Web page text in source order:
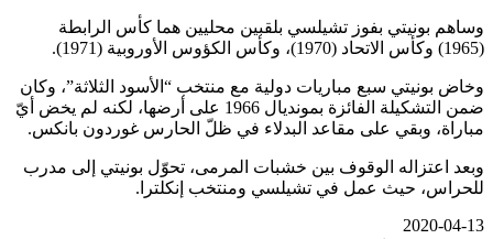
وساهم بونيتي بفوز تشيلسي بلقبين محليين هما كأس الرابطة
(1965) وكأس الاتحاد (1970)، وكأس الكؤوس الأوروبية (1971).
وخاض بونيتي سبع مباريات دولية مع منتخب “الأسود الثلاثة”، وكان
ضمن التشكيلة الفائزة بمونديال 1966 على أرضها، لكنه لم يخض أيّ
مباراة، وبقي على مقاعد البدلاء في ظلّ الحارس غوردون بانكس.
وبعد اعتزاله الوقوف بين خشبات المرمى، تحوّل بونيتي إلى مدرب
للحراس، حيث عمل في تشيلسي ومنتخب إنكلترا.
2020-04-13